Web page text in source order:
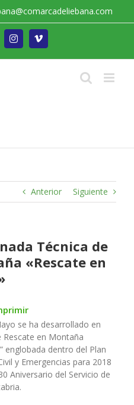
InstagramVimeo
Anterior Siguiente
Técnica de
«Rescate en
se ha desarrollado en
Rescate en Montaña
englobada dentro del Plan
y Emergencias para 2018
Aniversario del Servicio de